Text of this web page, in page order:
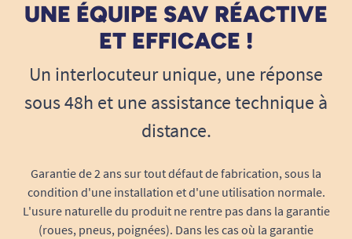
UNE ÉQUIPE SAV RÉACTIVE
ET EFFICACE !
Un interlocuteur unique, une réponse
sous 48h et une assistance technique à
distance.
Garantie de 2 ans sur tout défaut de fabrication, sous la
condition d'une installation et d'une utilisation normale.
L'usure naturelle du produit ne rentre pas dans la garantie
(roues, pneus, poignées). Dans les cas où la garantie